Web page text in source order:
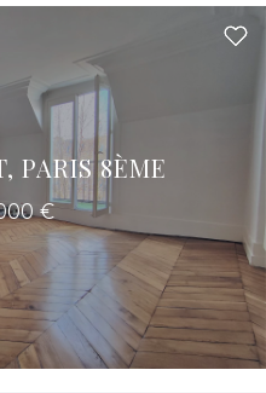
pour
PARIS 8ÈME
€